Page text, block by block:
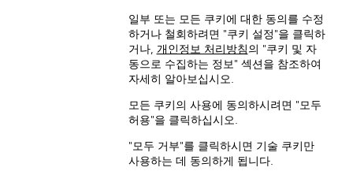
日本 (JA)
中国 (ZH-HANS)
일부 또는 모든 쿠키에 대한 동의를 수정
하거나 철회하려면 "쿠키 설정"을 클릭하
거나, 개인정보 처리방침의 "쿠키 및 자
동으로 수집하는 정보" 섹션을 참조하여
자세히 알아보십시오.
모든 쿠키의 사용에 동의하시려면 "모두
허용"을 클릭하십시오.
"모두 거부"를 클릭하시면 기술 쿠키만
사용하는 데 동의하게 됩니다.